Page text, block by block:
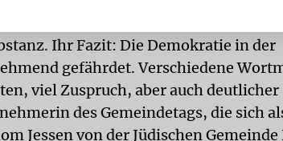
Ihr Fazit: Die Demokratie in der
gefährdet. Verschiedene
viel Zuspruch, aber auch deutlicher
des Gemeindetags, die sich
Jessen von der Jüdischen